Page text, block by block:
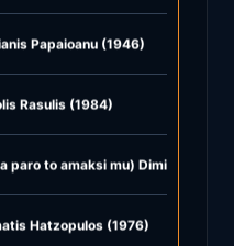
Papaioanu (1946)
Rasulis (1984)
paro to amaksi mu) Dimitris
Hatzopulos (1976)